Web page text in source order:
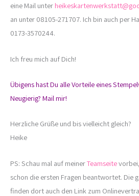
eine Mail unter
an unter 08105-271707. Ich bin auch per
0173-3570244.
Ich freu mich auf Dich!
Übigens hast Du alle Vorteile eines
Neugierig? Mail mir!
Herzliche Grüße und bis vielleicht gleich?
Heike
PS: Schau mal auf meinerTeamseite
schon die ersten Fragen beantwortet. Die
finden dort auch den Link zum